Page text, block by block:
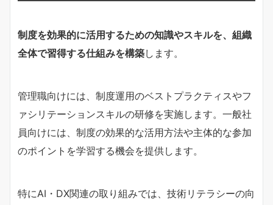
制度を効果的に活用するための知識やスキルを、組織
全体で習得する仕組みを構築します。
管理職向けには、制度運用のベストプラクティスやフ
ァシリテーションスキルの研修を実施します。一般社
員向けには、制度の効果的な活用方法や主体的な参加
のポイントを学習する機会を提供します。
特にAI・DX関連の取り組みでは、技術リテラシーの向